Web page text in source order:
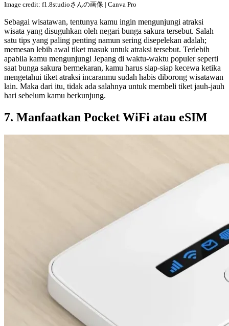
Image credit: f1.8studioさんの画像 | Canva Pro
Sebagai wisatawan, tentunya kamu ingin mengunjungi atraksi
wisata yang disuguhkan oleh negari bunga sakura tersebut. Salah
satu tips yang paling penting namun sering disepelekan adalah;
memesan lebih awal tiket masuk untuk atraksi tersebut. Terlebih
apabila kamu mengunjungi Jepang di waktu-waktu populer seperti
saat bunga sakura bermekaran, kamu harus siap-siap kecewa ketika
mengetahui tiket atraksi incaranmu sudah habis diborong wisatawan
lain. Maka dari itu, tidak ada salahnya untuk membeli tiket jauh-jauh
hari sebelum kamu berkunjung.
7. Manfaatkan Pocket WiFi atau eSIM